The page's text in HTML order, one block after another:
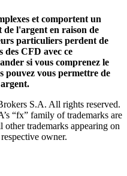
et comportent un
de l'argent en raison de
particuliers perdent de
des CFD avec ce
si vous comprenez le
pouvez vous permettre de
S.A. All rights reserved.
“fx” family of trademarks are
trademarks appearing on
owner.